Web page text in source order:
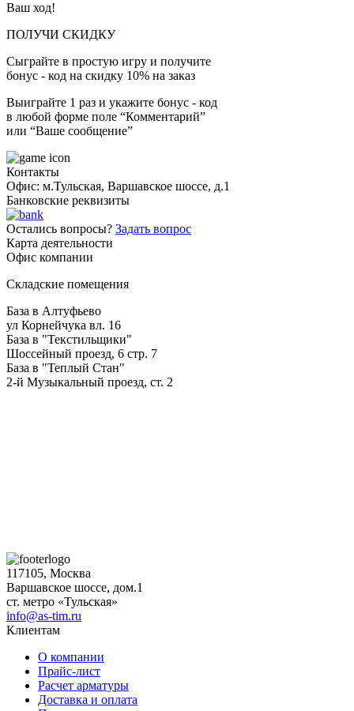
Ваш ход!
ПОЛУЧИ СКИДКУ
Сыграйте в простую игру и получите
бонус - код на скидку 10% на заказ
Выиграйте 1 раз и укажите бонус - код
в любой форме поле “Комментарий”
или “Ваше сообщение”
Контакты
Офис: м.Тульская, Варшавское шоссе, д.1
Банковские реквизиты
Остались вопросы? Задать вопрос
Карта деятельности
Офис компании
Складские помещения
База в Алтуфьево
ул Корнейчука вл. 16
База в "Текстильщики"
Шоссейный проезд, 6 стр. 7
База в "Теплый Стан"
2-й Музыкальный проезд, ст. 2
117105, Москва
Варшавское шоссе, дом.1
ст. метро «Тульская»
info@as-tim.ru
Клиентам
О компании
Прайс-лист
Расчет арматуры
Доставка и оплата